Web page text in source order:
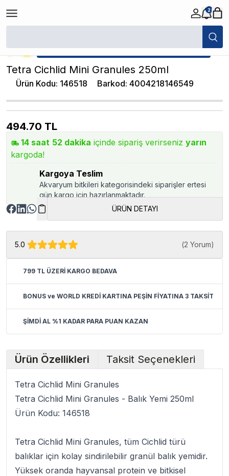
2
/
★ Atakan Petshop, Tetra yetkili satıcısıdır.
Tetra Cichlid Mini Granules 250ml
Ürün Kodu: 146518 Barkod: 4004218146549
494.70 TL
14 saat 52 dakika içinde sipariş verirseniz yarın
kargoda!
Kargoya Teslim
Akvaryum bitkileri kategorisindeki siparişler ertesi
gün kargo için hazırlanmaktadır.
ÜRÜN DETAYI
5.0 (2 Yorum)
799 TL ÜZERİ KARGO BEDAVA
BONUS ve WORLD KREDİ KARTINA PEŞİN FİYATINA 3 TAKSİT
ŞİMDİ AL %1 KADAR PARA PUAN KAZAN
Ürün Özellikleri Taksit Seçenekleri
Tetra Cichlid Mini Granules
Tetra Cichlid Mini Granules - Balık Yemi 250ml
Ürün Kodu: 146518
Tetra Cichlid Mini Granules, tüm Cichlid türü
balıklar için kolay sindirilebilir granül balık yemidir.
Yüksek oranda hayvansal protein ve bitkisel